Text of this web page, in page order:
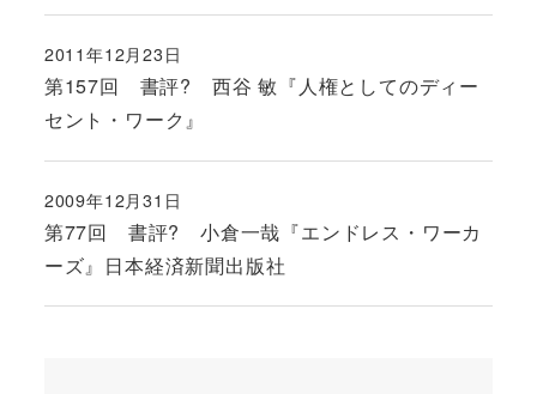
第157回 書評? 西谷 敏『人権としてのディー
セント・ワーク』
投稿日
2011年12月23日
第77回 書評? 小倉一哉『エンドレス・ワーカ
ーズ』日本経済新聞出版社
投稿日
2009年12月31日